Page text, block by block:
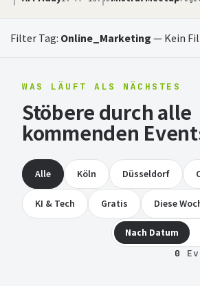
Filter Tag: Online_Marketing — Kein
WAS LÄUFT ALS NÄCHSTES
Stöbere durch alle
kommenden
Alle Köln Düsseldorf
KI & Tech Gratis Diese
Nach Datum
0